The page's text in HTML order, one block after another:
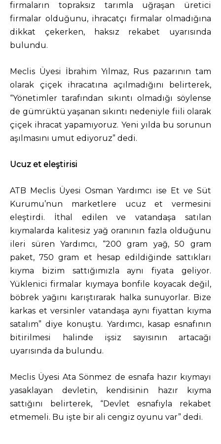
firmaların topraksız tarımla uğraşan üretici
firmalar olduğunu, ihracatçı firmalar olmadığına
dikkat çekerken, haksız rekabet uyarısında
bulundu.
Meclis Üyesi İbrahim Yılmaz, Rus pazarının tam
olarak çiçek ihracatına açılmadığını belirterek,
“Yönetimler tarafından sıkıntı olmadığı söylense
de gümrüktü yaşanan sıkıntı nedeniyle fiili olarak
çiçek ihracat yapamıyoruz. Yeni yılda bu sorunun
aşılmasını umut ediyoruz” dedi.
Ucuz et eleştirisi
ATB Meclis Üyesi Osman Yardımcı ise Et ve Süt
Kurumu’nun marketlere ucuz et vermesini
eleştirdi. İthal edilen ve vatandaşa satılan
kıymalarda kalitesiz yağ oranının fazla olduğunu
ileri süren Yardımcı, “200 gram yağ, 50 gram
paket, 750 gram et hesap edildiğinde sattıkları
kıyma bizim sattığımızla aynı fiyata geliyor.
Yüklenici firmalar kıymaya bonfile koyacak değil,
böbrek yağını karıştırarak halka sunuyorlar. Bize
karkas et versinler vatandaşa aynı fiyattan kıyma
satalım” diye konuştu. Yardımcı, kasap esnafının
bitirilmesi halinde işsiz sayısının artacağı
uyarısında da bulundu.
Meclis Üyesi Ata Sönmez de esnafa hazır kıymayı
yasaklayan devletin, kendisinin hazır kıyma
sattığını belirterek, “Devlet esnafıyla rekabet
etmemeli. Bu işte bir ali cengiz oyunu var” dedi.